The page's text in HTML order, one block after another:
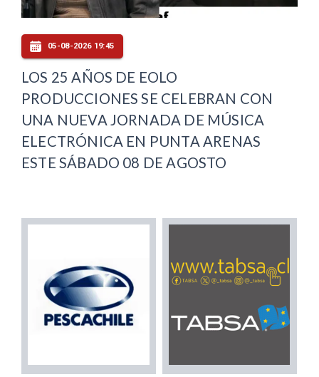
05-08-2026 19:45
LOS 25 AÑOS DE EOLO
PRODUCCIONES SE CELEBRAN CON
UNA NUEVA JORNADA DE MÚSICA
ELECTRÓNICA EN PUNTA ARENAS
ESTE SÁBADO 08 DE AGOSTO